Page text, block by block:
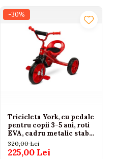
-30%
Tricicleta York, cu pedale
pentru copii 3-5 ani, roti
EVA, cadru metalic stabil,
25 kg
320,00 Lei
225,00 Lei